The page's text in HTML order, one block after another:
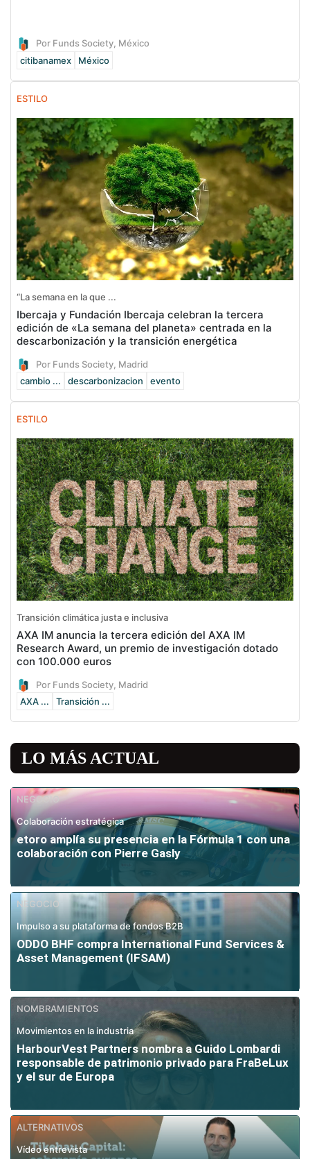
Por Funds Society, México
citibanamex
México
ESTILO
“La semana en la que ...
Ibercaja y Fundación Ibercaja celebran la tercera
edición de «La semana del planeta» centrada en la
descarbonización y la transición energética
Por Funds Society, Madrid
cambio ...
descarbonizacion evento
ESTILO
Transición climática justa e inclusiva
AXA IM anuncia la tercera edición del AXA IM
Research Award, un premio de investigación dotado
con 100.000 euros
Por Funds Society, Madrid
AXA ...
Transición ...
LO MÁS ACTUAL
NEGOCIO
Colaboración estratégica
etoro amplía su presencia en la Fórmula 1 con una
colaboración con Pierre Gasly
NEGOCIO
Impulso a su plataforma de fondos B2B
ODDO BHF compra International Fund Services &
Asset Management (IFSAM)
NOMBRAMIENTOS
Movimientos en la industria
HarbourVest Partners nombra a Guido Lombardi
responsable de patrimonio privado para FraBeLux
y el sur de Europa
ALTERNATIVOS
Vídeo entrevista